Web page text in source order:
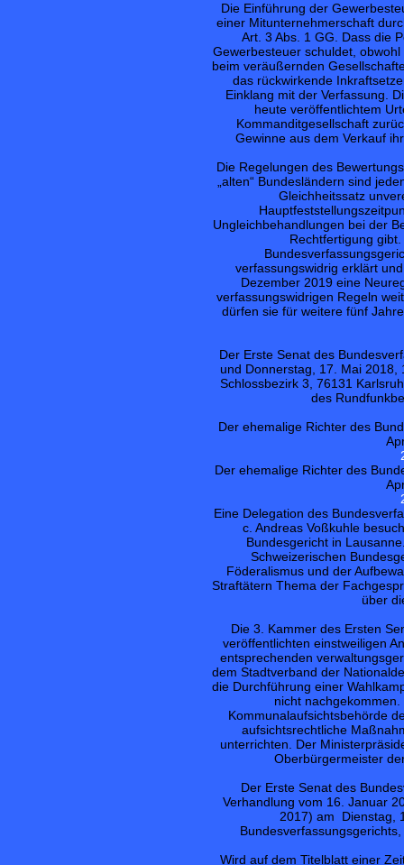
Die Einführung der
einer Mitunternehmerschaft
Art. 3 Abs. 1 GG. Dass die
Gewerbesteuer schuldet,
beim veräußernden
das rückwirkende
Einklang mit der Verfassung.
heute veröffentlichtem
Kommanditgesellschaft
Gewinne aus dem Verkauf
Die Regelungen des
„alten“ Bundesländern sind
Gleichheitssatz
Ungleichbehandlungen bei der
Rechtfertigung
verfassungswidrig erklärt
Dezember 2019 eine
verfassungswidrigen Regeln
dürfen sie für weitere fünf
Der Erste Senat des
und Donnerstag, 17. Mai 2018,
Schlossbezirk 3, 76131
des
Der ehemalige Richter des
Der ehemalige Richter des
Eine Delegation des
c. Andreas Voßkuhle
Bundesgericht in
Schweizerischen
Föderalismus und der
Straftätern Thema der
über
Die 3. Kammer des Ersten
veröffentlichten einstweiligen
entsprechenden
dem Stadtverband der
die Durchführung einer
nicht
Kommunalaufsichtsbehörde
aufsichtsrechtliche
unterrichten. Der
Oberbürgermeister
Der Erste Senat des
Verhandlung vom 16. Januar
2017) am Dienstag,
Wird auf dem Titelblatt einer